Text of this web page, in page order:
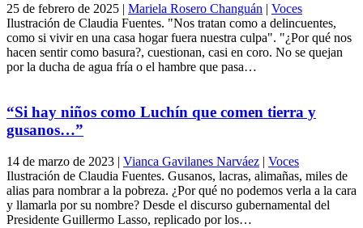
25 de febrero de 2025 | Mariela Rosero Changuán | Voces
Ilustración de Claudia Fuentes. "Nos tratan como a delincuentes,
como si vivir en una casa hogar fuera nuestra culpa". "¿Por qué nos
hacen sentir como basura?, cuestionan, casi en coro. No se quejan
por la ducha de agua fría o el hambre que pasa…
“Si hay niños como Luchín que comen tierra y
gusanos…”
14 de marzo de 2023 | Vianca Gavilanes Narváez | Voces
Ilustración de Claudia Fuentes. Gusanos, lacras, alimañas, miles de
alias para nombrar a la pobreza. ¿Por qué no podemos verla a la cara
y llamarla por su nombre? Desde el discurso gubernamental del
Presidente Guillermo Lasso, replicado por los…